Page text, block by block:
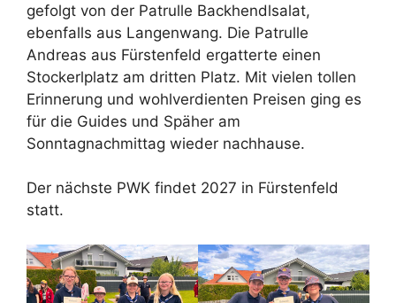
gefolgt von der Patrulle Backhendlsalat,
ebenfalls aus Langenwang. Die Patrulle
Andreas aus Fürstenfeld ergatterte einen
Stockerlplatz am dritten Platz. Mit vielen tollen
Erinnerung und wohlverdienten Preisen ging es
für die Guides und Späher am
Sonntagnachmittag wieder nachhause.
Der nächste PWK findet 2027 in Fürstenfeld
statt.